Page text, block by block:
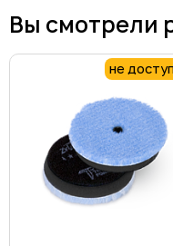
Вы смотрели
не